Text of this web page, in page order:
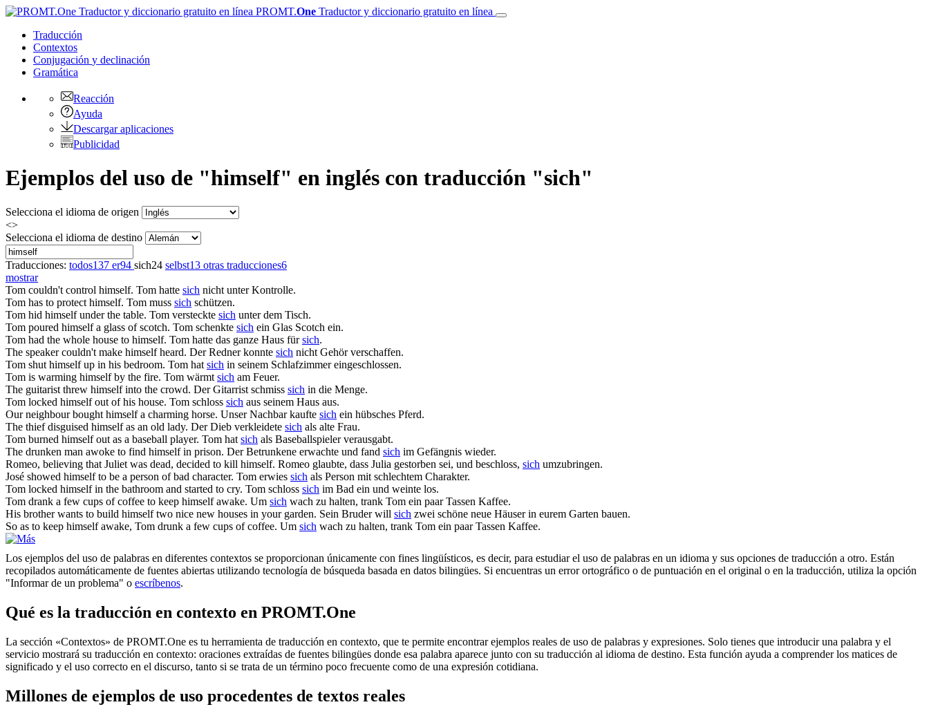
PROMT.One Traductor y diccionario gratuito en línea
Traducción
Contextos
Conjugación y declinación
Gramática
Reacción
Ayuda
Descargar aplicaciones
Publicidad
Ejemplos del uso de "himself" en inglés con traducción "sich"
Selecciona el idioma de origen
<>
Selecciona el idioma de destino
Traducciones: todos137 er94 sich24 selbst13 otras traducciones6
mostrar
Tom couldn't control himself. Tom hatte sich nicht unter Kontrolle.
Tom has to protect himself. Tom muss sich schützen.
Tom hid himselfunder the table. Tom versteckte sich unter dem Tisch.
Tom poured himselfa glass of scotch. Tom schenkte sich ein Glas Scotch ein.
Tom had the whole house to himself. Tom hatte das ganze Haus fürsich.
The speaker couldn't make himselfheard. Der Redner konnte sich nicht Gehör verschaffen.
Tom shut himselfup in his bedroom. Tom hat sich in seinem Schlafzimmer eingeschlossen.
Tom is warming himselfby the fire. Tom wärmt sich am Feuer.
The guitarist threw himselfinto the crowd. Der Gitarrist schmiss sich in die Menge.
Tom locked himselfout of his house. Tom schloss sich aus seinem Haus aus.
Our neighbour bought himselfa charming horse. Unser Nachbar kaufte sich ein hübsches Pferd.
The thief disguised himselfas an old lady. Der Dieb verkleidete sich als alte Frau.
Tom burned himselfout as a baseball player. Tom hat sich als Baseballspieler verausgabt.
The drunken man awoke to find himselfin prison. Der Betrunkene erwachte und fand sich im Gefängnis wieder.
Romeo, believing that Juliet was dead, decided to kill himself. Romeo glaubte, dass Julia gestorben sei, und beschloss, sich umzubringen.
José showed himselfto be a person of bad character. Tom erwies sich als Person mit schlechtem Charakter.
Tom locked himselfin the bathroom and started to cry. Tom schloss sich im Bad ein und weinte los.
Tom drank a few cups of coffee to keep himselfawake. Um sich wach zu halten, trank Tom ein paar Tassen Kaffee.
His brother wants to build himselftwo nice new houses in your garden. Sein Bruder will sich zwei schöne neue Häuser in eurem Garten bauen.
So as to keep himselfawake, Tom drunk a few cups of coffee. Um sich wach zu halten, trank Tom ein paar Tassen Kaffee.
Los ejemplos del uso de palabras en diferentes contextos se proporcionan únicamente con fines lingüísticos, es decir, para estudiar el uso de palabras en un idioma y sus opciones de traducción a otro. Están
recopilados automáticamente de fuentes abiertas utilizando tecnología de búsqueda basada en datos bilingües. Si encuentras un error ortográfico o de puntuación en el original o en la traducción, utiliza la opción
"Informar de un problema" o escríbenos.
Qué es la traducción en contexto en PROMT.One
La sección «Contextos» de PROMT.One es tu herramienta de traducción en contexto, que te permite encontrar ejemplos reales de uso de palabras y expresiones. Solo tienes que introducir una palabra y el
servicio mostrará su traducción en contexto: oraciones extraídas de fuentes bilingües donde esa palabra aparece junto con su traducción al idioma de destino. Esta función ayuda a comprender los matices de
significado y el uso correcto en el discurso, tanto si se trata de un término poco frecuente como de una expresión cotidiana.
Millones de ejemplos de uso procedentes de textos reales